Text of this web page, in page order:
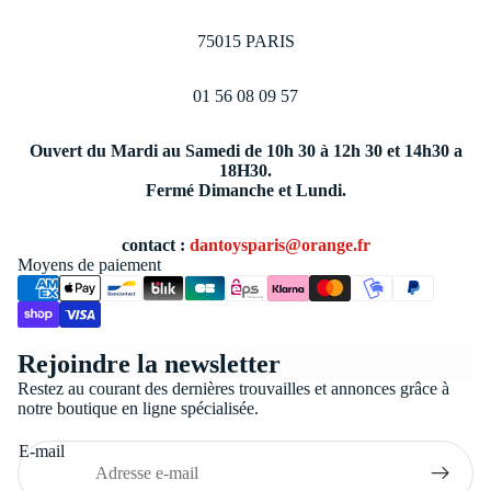
75015 PARIS
01 56 08 09 57
Ouvert du Mardi au Samedi de 10h 30 à 12h 30 et 14h30 a
18H30.
Fermé Dimanche et Lundi.
contact : dantoysparis@orange.fr
Moyens de paiement
Rejoindre la newsletter
Restez au courant des dernières trouvailles et annonces grâce à
notre boutique en ligne spécialisée.
E-mail
Conditions générales de vente
Coordonnées
Politique d’expédition